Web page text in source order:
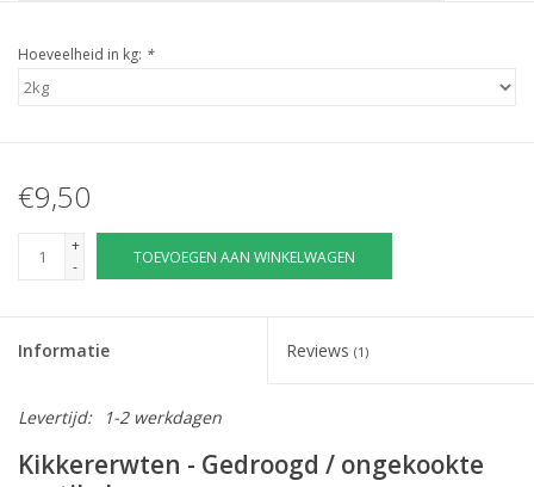
Hoeveelheid in kg: *
€9,50
+
-
TOEVOEGEN AAN WINKELWAGEN
Informatie Reviews (1)
Levertijd: 1-2 werkdagen
Kikkererwten - Gedroogd / ongekookte